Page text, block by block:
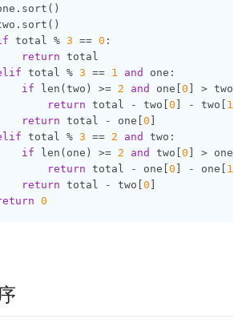
total % 3 == 0 :
return total
total % 3 == 1 and
one:
if len(two) >= 2 and one[0 ] > two[
return total - two[0 ] - two[ 1
return total - one[0 ]
total % 3 == 2 and
two:
if len(one) >= 2 and two[0 ] > one[
return total - one[0 ] - one[ 1
return total - two[0 ]
0